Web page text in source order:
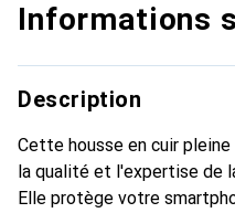
Informations
Description
Cette housse en cuir
la qualité et l'expertise de
Elle protège votre